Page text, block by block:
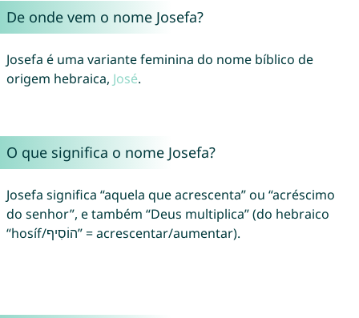
De onde vem o nome Josefa?
Josefa é uma variante feminina do nome bíblico de
origem hebraica, José.
O que significa o nome Josefa?
Josefa significa “aquela que acrescenta” ou “acréscimo
do senhor”, e também “Deus multiplica” (do hebraico
“hosíf/הוֹסִיף” = acrescentar/aumentar).